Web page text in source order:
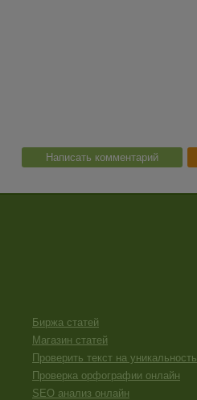
Написать комментарий
Биржа статей
Магазин статей
Проверить текст на уникальность
Проверка орфографии онлайн
SEO анализ онлайн